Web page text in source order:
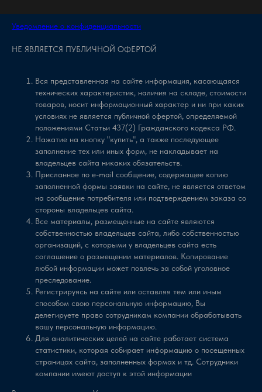
⚡Smart city - Город
Геленджик Арена
Воркаут как цифровой актив города 6:29
⚡Бизнес
7
influencer marketing - монетизация для блогеров
и брендов
2:47
Лейбл - Артист
для ТРЦ и других точек offline-продаж
БАНК ДОМ.РФ
⚡Спорт
Фитнес 8:03
Уведомление о конфиденциальности
НЕ ЯВЛЯЕТСЯ ПУБЛИЧНОЙ ОФЕРТОЙ
Вся представленная на сайте информация, касающаяся
технических характеристик, наличия на складе, стоимости
товаров, носит информационный характер и ни при каких
условиях не является публичной офертой, определяемой
положениями Статьи 437(2) Гражданского кодекса РФ.
Нажатие на кнопку "купить", а также последующее
заполнение тех или иных форм, не накладывает на
владельцев сайта никаких обязательств.
Присланное по e-mail сообщение, содержащее копию
заполненной формы заявки на сайте, не является ответом
на сообщение потребителя или подтверждением заказа со
стороны владельцев сайта.
Все материалы, размещенные на сайте являются
собственностью владельцев сайта, либо собственностью
организаций, с которыми у владельцев сайта есть
соглашение о размещении материалов. Копирование
любой информации может повлечь за собой уголовное
преследование.
Регистрируясь на сайте или оставляя тем или иным
способом свою персональную информацию, Вы
делегируете право сотрудникам компании обрабатывать
вашу персональную информацию.
Для аналитических целей на сайте работает система
статистики, которая собирает информацию о посещенных
страницах сайта, заполненных формах и тд. Сотрудники
компании имеют доступ к этой информации